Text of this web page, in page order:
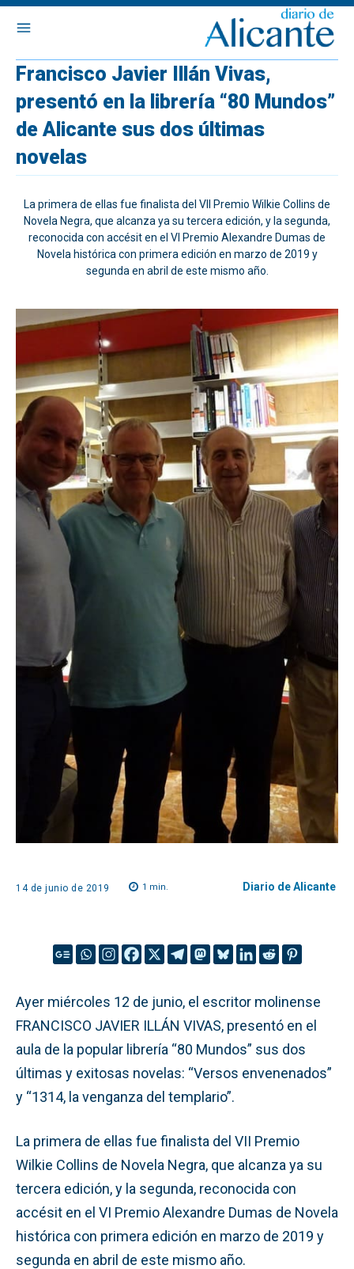
Francisco Javier Illán Vivas,
presentó en la librería “80 Mundos”
de Alicante sus dos últimas
novelas
La primera de ellas fue finalista del VII Premio Wilkie Collins de
Novela Negra, que alcanza ya su tercera edición, y la segunda,
reconocida con accésit en el VI Premio Alexandre Dumas de
Novela histórica con primera edición en marzo de 2019 y
segunda en abril de este mismo año.
14 de junio de 2019 1 min. Diario de Alicante
Ayer miércoles 12 de junio, el escritor molinense
FRANCISCO JAVIER ILLÁN VIVAS, presentó en el
aula de la popular librería “80 Mundos” sus dos
últimas y exitosas novelas: “Versos envenenados”
y “1314, la venganza del templario”.
La primera de ellas fue finalista del VII Premio
Wilkie Collins de Novela Negra, que alcanza ya su
tercera edición, y la segunda, reconocida con
accésit en el VI Premio Alexandre Dumas de Novela
histórica con primera edición en marzo de 2019 y
segunda en abril de este mismo año.